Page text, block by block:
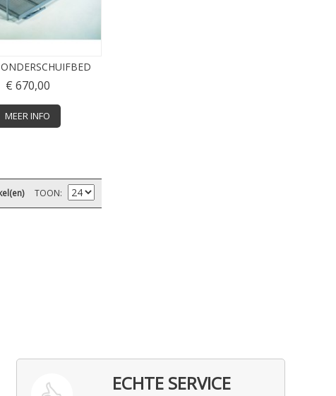
€ 670,00
MEER INFO
TOON
ECHTE SERVICE